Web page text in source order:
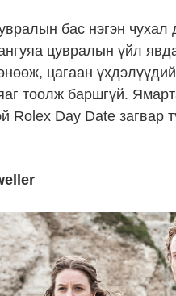
бас нэгэн
цувралын үйл
цагаан
тоолж баршгүй.
Rolex Day Date загвар